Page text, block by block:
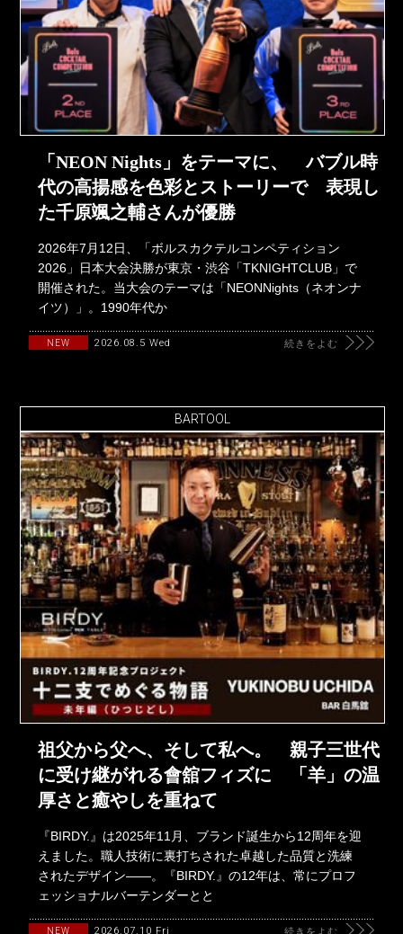
「NEON Nights」をテーマに、 バブル時
代の高揚感を色彩とストーリーで 表現し
た千原颯之輔さんが優勝
2026年7月12日、「ボルスカクテルコンペティション
2026」日本大会決勝が東京・渋谷「TKNIGHTCLUB」で
開催された。当大会のテーマは「NEONNights（ネオンナ
イツ）」。1990年代か
NEW 2026.08.5 Wed 続きをよむ
BARTOOL
祖父から父へ、そして私へ。 親子三世代
に受け継がれる會舘フィズに 「羊」の温
厚さと癒やしを重ねて
『BIRDY.』は2025年11月、ブランド誕生から12周年を迎
えました。職人技術に裏打ちされた卓越した品質と洗練
されたデザイン――。『BIRDY.』の12年は、常にプロフ
ェッショナルバーテンダーとと
NEW 2026.07.10 Fri 続きをよむ